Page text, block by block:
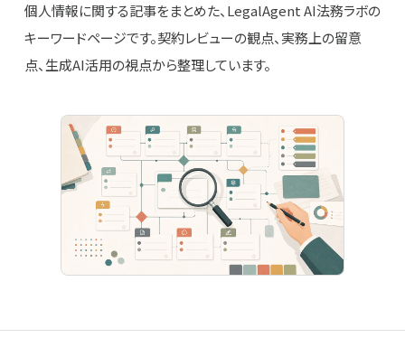
個人情報に関する記事をまとめた、LegalAgent AI法務ラボの
キーワードページです。契約レビューの観点、実務上の留意
点、生成AI活用の視点から整理しています。